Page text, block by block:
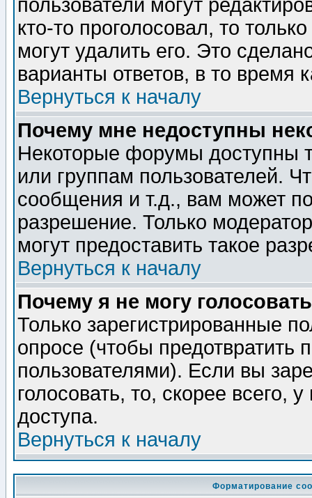
пользователи могут
кто-то проголосовал, то
могут удалить его. Это
варианты ответов, в то время
Вернуться к началу
Почему мне недоступны
Некоторые форумы доступны
или группам пользователей.
сообщения и т.д., вам может
разрешение. Только
могут предоставить такое
Вернуться к началу
Почему я не могу
Только зарегистрированные
опросе (чтобы предотвратить
пользователями). Если вы
голосовать, то, скорее всего,
доступа.
Вернуться к началу
Форматирование